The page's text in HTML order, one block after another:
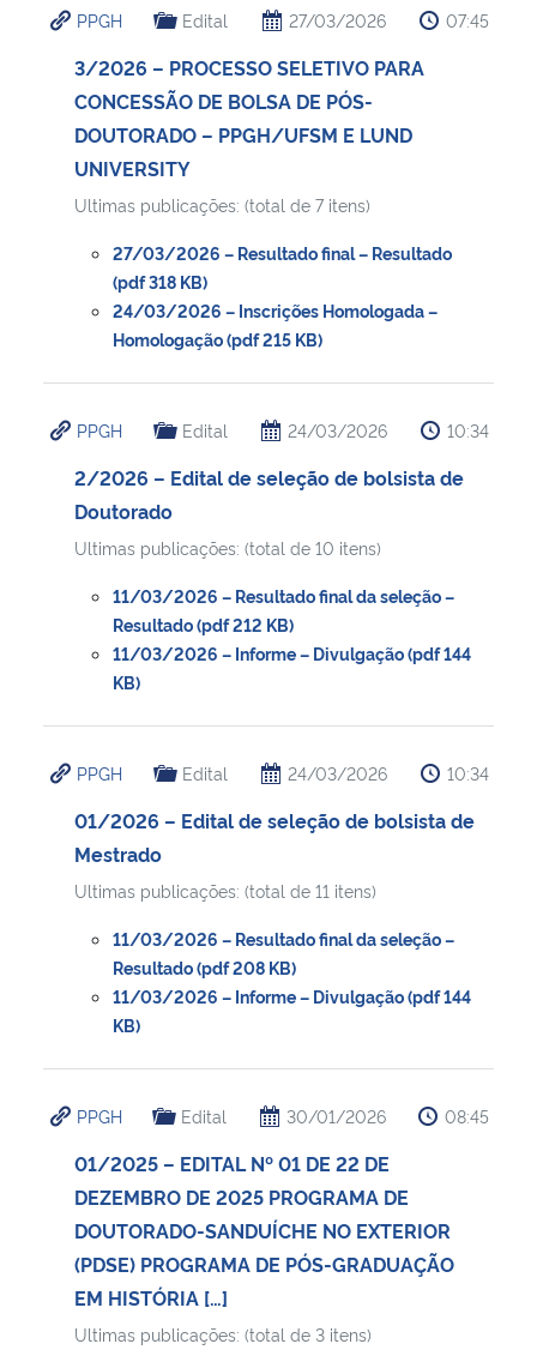
Ministério da Cidadania
Ministério de Minas e Energia
Ministério da Ciência, Tecnologia, Inovações e Comunicações
Ministério do Meio Ambiente
Ministério do Turismo
Secretaria-Geral
Secretaria de Governo
Advocacia-Geral da União
Banco Central do Brasil
PPGH Edital 27/03/2026 07:45
3/2026 – PROCESSO SELETIVO PARA
CONCESSÃO DE BOLSA DE PÓS-
DOUTORADO – PPGH/UFSM E LUND
UNIVERSITY
Ultimas publicações: (total de 7 itens)
27/03/2026 – Resultado final – Resultado
(pdf 318 KB)
24/03/2026 – Inscrições Homologada –
Homologação (pdf 215 KB)
PPGH Edital 24/03/2026 10:34
2/2026 – Edital de seleção de bolsista de
Doutorado
Ultimas publicações: (total de 10 itens)
11/03/2026 – Resultado final da seleção –
Resultado (pdf 212 KB)
11/03/2026 – Informe – Divulgação (pdf 144
KB)
PPGH Edital 24/03/2026 10:34
01/2026 – Edital de seleção de bolsista de
Mestrado
Ultimas publicações: (total de 11 itens)
11/03/2026 – Resultado final da seleção –
Resultado (pdf 208 KB)
11/03/2026 – Informe – Divulgação (pdf 144
KB)
PPGH Edital 30/01/2026 08:45
01/2025 – EDITAL Nº 01 DE 22 DE
DEZEMBRO DE 2025 PROGRAMA DE
DOUTORADO-SANDUÍCHE NO EXTERIOR
(PDSE) PROGRAMA DE PÓS-GRADUAÇÃO
EM HISTÓRIA […]
Ultimas publicações: (total de 3 itens)